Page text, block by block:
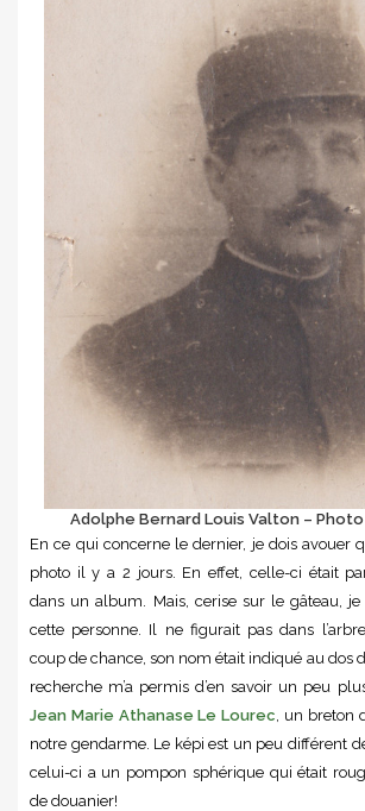
Adolphe Bernard Louis Valton –
En ce qui concerne le dernier, je dois avouer
photo il y a 2 jours. En effet, celle-ci était
dans un album. Mais, cerise sur le gâteau, je
cette personne. Il ne figurait pas dans
coup de chance, son nom était indiqué au dos
recherche m’a permis d’en savoir un peu
Jean Marie Athanase Le Lourec , un breton
notre gendarme. Le képi est un peu différent
celui-ci a un pompon sphérique qui était
de douanier!